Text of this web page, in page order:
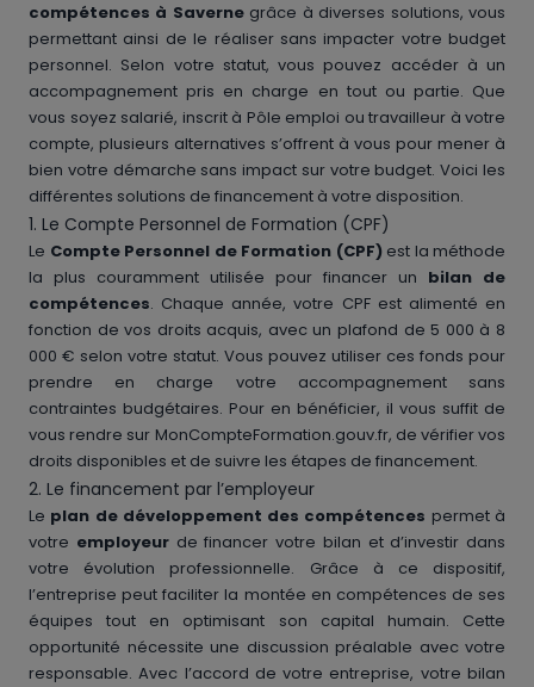
compétences à Savernegrâce à diverses solutions, vous
permettant ainsi de le réaliser sans impacter votre budget
personnel. Selon votre statut, vous pouvez accéder à un
accompagnement pris en charge en tout ou partie. Que
vous soyez salarié, inscrit à Pôle emploi ou travailleur à votre
compte, plusieurs alternatives s’offrent à vous pour mener à
bien votre démarche sans impact sur votre budget. Voici les
différentes solutions de financement à votre disposition.
1. Le Compte Personnel de Formation (CPF)
Le Compte Personnel de Formation (CPF)est la méthode
la plus couramment utilisée pour financer un bilan de
compétences. Chaque année, votre CPF est alimenté en
fonction de vos droits acquis, avec un plafond de 5 000 à 8
000 € selon votre statut. Vous pouvez utiliser ces fonds pour
prendre en charge votre accompagnement sans
contraintes budgétaires. Pour en bénéficier, il vous suffit de
vous rendre sur MonCompteFormation.gouv.fr, de vérifier vos
droits disponibles et de suivre les étapes de financement.
2. Le financement par l’employeur
Le plan de développement des compétences permet à
votre employeurde financer votre bilan et d’investir dans
votre évolution professionnelle. Grâce à ce dispositif,
l’entreprise peut faciliter la montée en compétences de ses
équipes tout en optimisant son capital humain. Cette
opportunité nécessite une discussion préalable avec votre
responsable. Avec l’accord de votre entreprise, votre bilan